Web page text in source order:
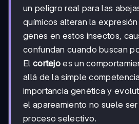
un peligro real para las
químicos alteran la
genes en estos insectos,
confundan cuando buscan
El cortejo es un
allá de la simple
importancia genética y
el apareamiento no suele
proceso selectivo.